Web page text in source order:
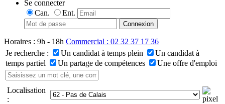
Se connecter
Can.
Ent.
Horaires : 9h - 18h Commercial : 02 32 37 17 36
Je recherche :
Un candidat à temps plein
Un candidat à
temps partiel
Un partage de compétences Une offre d'emploi
Localisation
: